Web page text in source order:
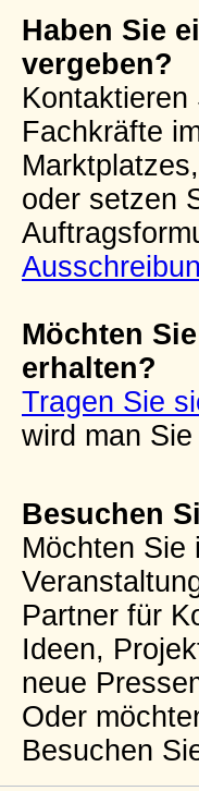
Haben Sie
vergeben?
Fachkräfte
Marktplatzes,
oder setzen
Möchten
erhalten?
Tragen Sie
wird man
Besuchen
Möchten Sie
Partner für
Ideen,
neue
Oder
Besuchen